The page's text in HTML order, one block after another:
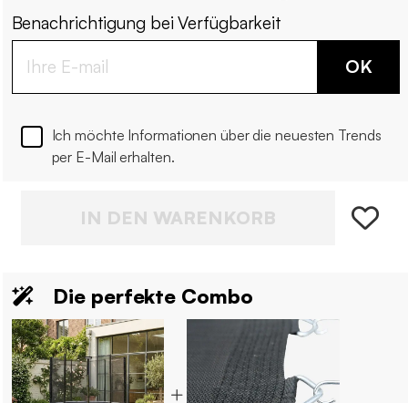
Benachrichtigung bei Verfügbarkeit
OK
Ich möchte Informationen über die neuesten Trends
per E-Mail erhalten.
IN DEN WARENKORB
Die perfekte Combo